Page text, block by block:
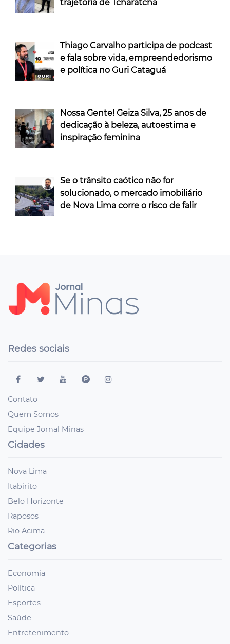
trajetória de Tcharatcha
Thiago Carvalho participa de podcast
e fala sobre vida, empreendedorismo
e política no Guri Cataguá
Nossa Gente! Geiza Silva, 25 anos de
dedicação à beleza, autoestima e
inspiração feminina
Se o trânsito caótico não for
solucionado, o mercado imobiliário
de Nova Lima corre o risco de falir
Redes sociais
Contato
Quem Somos
Equipe Jornal Minas
Cidades
Nova Lima
Itabirito
Belo Horizonte
Raposos
Rio Acima
Categorias
Economia
Política
Esportes
Saúde
Entretenimento